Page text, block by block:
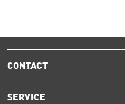
CONTACT
SERVICE